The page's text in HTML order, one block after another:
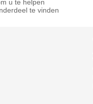
u te helpen
te vinden